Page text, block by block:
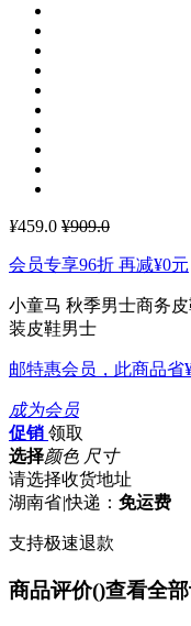
¥459.0 ¥909.0
会员专享96折 再减¥0元
小童马 秋季男士商务
装皮鞋男士
邮特惠会员，此商品省
成为会员
促销 领取
选择颜色 尺寸
请选择收货地址
湖南省|快递： 免运费
支持极速退款
商品评价()查看全